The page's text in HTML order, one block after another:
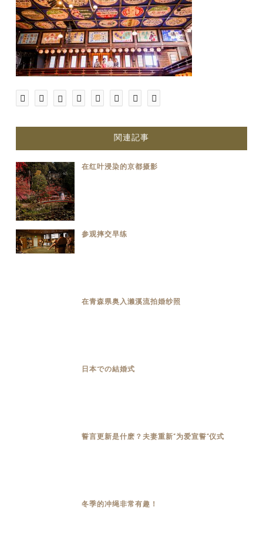
関連記事
在红叶浸染的京都摄影
参观摔交早练
在青森県奥入濑溪流拍婚纱照
日本での結婚式
誓言更新是什麽？夫妻重新“为爱宣誓”仪式
冬季的冲绳非常有趣！